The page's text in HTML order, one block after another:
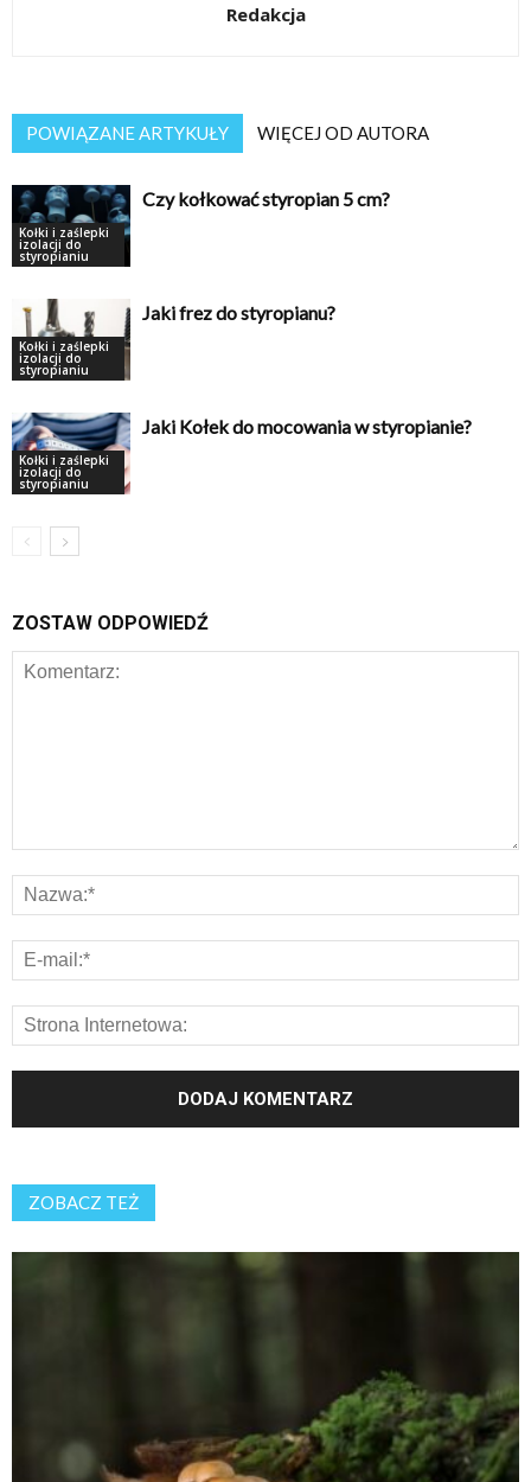
Redakcja
POWIĄZANE ARTYKUŁY WIĘCEJ OD AUTORA
Kołki i zaślepki
izolacji do
styropianiu
Czy kołkować styropian 5 cm?
Kołki i zaślepki
izolacji do
styropianiu
Jaki frez do styropianu?
Kołki i zaślepki
izolacji do
styropianiu
Jaki Kołek do mocowania w styropianie?
ZOSTAW ODPOWIEDŹ
ZOBACZ TEŻ